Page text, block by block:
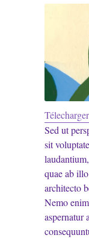
Sed ut
sit
quae ab
architecto
Nemo
aspernatur